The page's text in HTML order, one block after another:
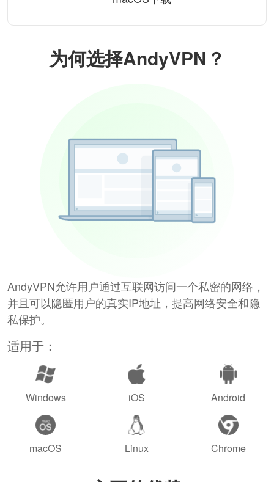
为何选择AndyVPN？
AndyVPN允许用户通过互联网访问一个私密的网络，
并且可以隐匿用户的真实IP地址，提高网络安全和隐
私保护。
适用于：
Windows iOS Android
macOS Linux Chrome